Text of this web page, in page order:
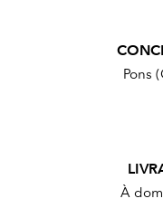
Pons
À